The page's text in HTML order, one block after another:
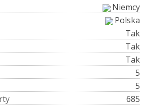
Niemcy
Polska
Tak
Tak
Tak
5
5
rty 685